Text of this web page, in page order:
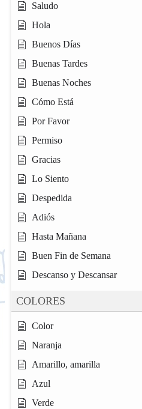
Saludo
Hola
Buenos Días
Buenas Tardes
Buenas Noches
Cómo Está
Por Favor
Permiso
Gracias
Lo Siento
Despedida
Adiós
Hasta Mañana
Buen Fin de Semana
Descanso y Descansar
COLORES
Color
Naranja
Amarillo, amarilla
Azul
Verde